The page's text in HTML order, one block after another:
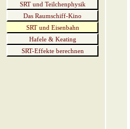
SRT und Teilchenphysik
Das Raumschiff-Kino
SRT und Eisenbahn
Hafele & Keating
SRT-Effekte berechnen